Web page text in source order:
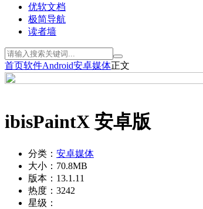
优软文档
极简导航
读者墙
首页软件Android安卓媒体正文
ibisPaintX 安卓版
分类： 安卓媒体
大小： 70.8MB
版本： 13.1.11
热度： 3242
星级：